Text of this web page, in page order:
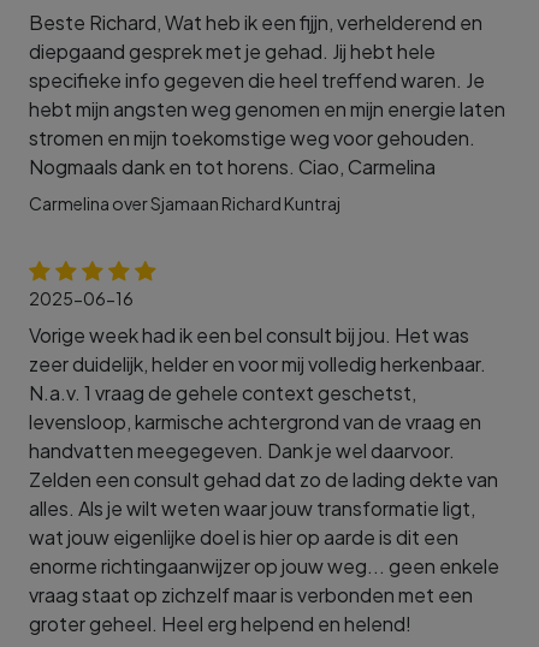
Beste Richard, Wat heb ik een fijjn, verhelderend en
diepgaand gesprek met je gehad. Jij hebt hele
specifieke info gegeven die heel treffend waren. Je
hebt mijn angsten weg genomen en mijn energie laten
stromen en mijn toekomstige weg voor gehouden.
Nogmaals dank en tot horens. Ciao, Carmelina
Carmelina over Sjamaan Richard Kuntraj
2025-06-16
Vorige week had ik een bel consult bij jou. Het was
zeer duidelijk, helder en voor mij volledig herkenbaar.
N.a.v. 1 vraag de gehele context geschetst,
levensloop, karmische achtergrond van de vraag en
handvatten meegegeven. Dank je wel daarvoor.
Zelden een consult gehad dat zo de lading dekte van
alles. Als je wilt weten waar jouw transformatie ligt,
wat jouw eigenlijke doel is hier op aarde is dit een
enorme richtingaanwijzer op jouw weg... geen enkele
vraag staat op zichzelf maar is verbonden met een
groter geheel. Heel erg helpend en helend!